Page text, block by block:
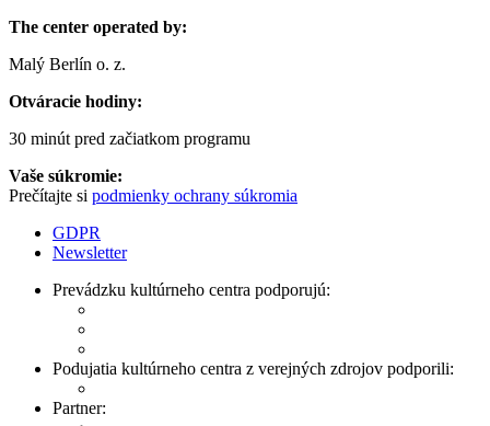
The center operated by:
Malý Berlín o. z.
Otváracie hodiny:
30 minút pred začiatkom programu
Vaše súkromie:
Prečítajte si podmienky ochrany súkromia
GDPR
Newsletter
Prevádzku kultúrneho centra podporujú:
Podujatia kultúrneho centra z verejných zdrojov podporili:
Partner: